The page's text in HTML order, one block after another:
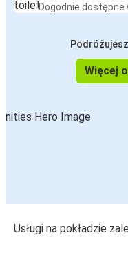
Dogodnie dostępne
Więcej
Usługi na pokładzie